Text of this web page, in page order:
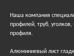
Наша компания
профилей, труб,
профиля.
Алюминиевый лист